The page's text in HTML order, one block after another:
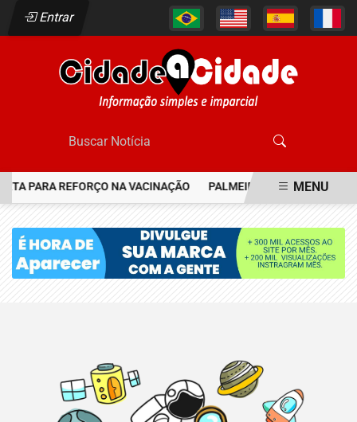
Entrar
PARA REFORÇO NA VACINAÇÃO PALMEIRAS RESGATA JOIA
MENU